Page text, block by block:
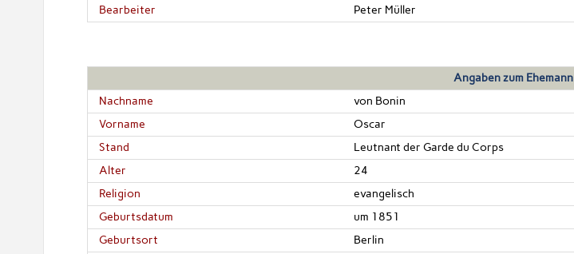
Bearbeiter
Peter Müller
Angaben zum Ehemann
Nachname
von Bonin
Vorname
Oscar
Stand
Leutnant der Garde du Corps
Alter
24
Religion
evangelisch
Geburtsdatum
um 1851
Geburtsort
Berlin